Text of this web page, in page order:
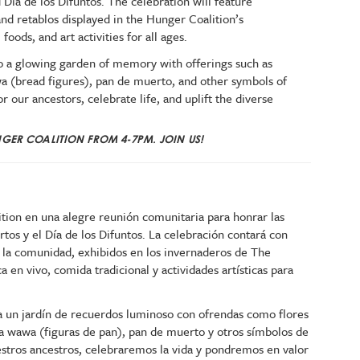
retablos displayed in the Hunger Coalition’s
and art activities for all ages.
glowing garden of memory with offerings such as
(bread figures), pan de muerto, and other symbols of
our ancestors, celebrate life, and uplift the diverse
COALITION FROM 4-7PM. JOIN US!
en una alegre reunión comunitaria para honrar las
y el Día de los Difuntos. La celebración contará con
comunidad, exhibidos en los invernaderos de The
en vivo, comida tradicional y actividades artísticas para
jardín de recuerdos luminoso con ofrendas como flores
wawa (figuras de pan), pan de muerto y otros símbolos de
ancestros, celebraremos la vida y pondremos en valor